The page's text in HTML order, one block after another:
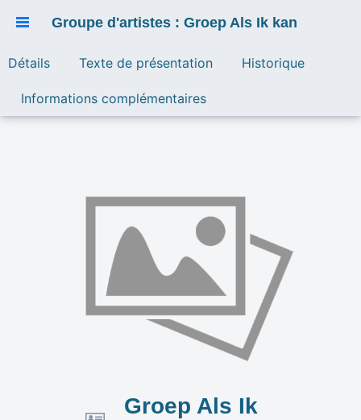
Groupe d'artistes : Groep Als Ik kan
Détails Texte de présentation Historique
Informations complémentaires
Groep Als Ik